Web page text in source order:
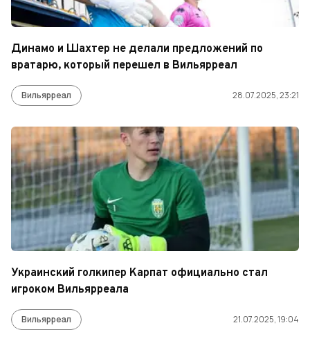
Динамо и Шахтер не делали предложений по
вратарю, который перешел в Вильярреал
Вильярреал 28.07.2025, 23:21
Украинский голкипер Карпат официально стал
игроком Вильярреала
Вильярреал 21.07.2025, 19:04